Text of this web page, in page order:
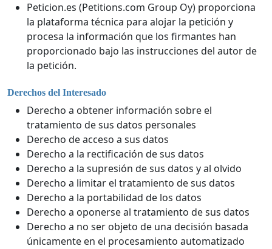
Peticion.es (Petitions.com Group Oy) proporciona
la plataforma técnica para alojar la petición y
procesa la información que los firmantes han
proporcionado bajo las instrucciones del autor de
la petición.
Derechos del Interesado
Derecho a obtener información sobre el
tratamiento de sus datos personales
Derecho de acceso a sus datos
Derecho a la rectificación de sus datos
Derecho a la supresión de sus datos y al olvido
Derecho a limitar el tratamiento de sus datos
Derecho a la portabilidad de los datos
Derecho a oponerse al tratamiento de sus datos
Derecho a no ser objeto de una decisión basada
únicamente en el procesamiento automatizado